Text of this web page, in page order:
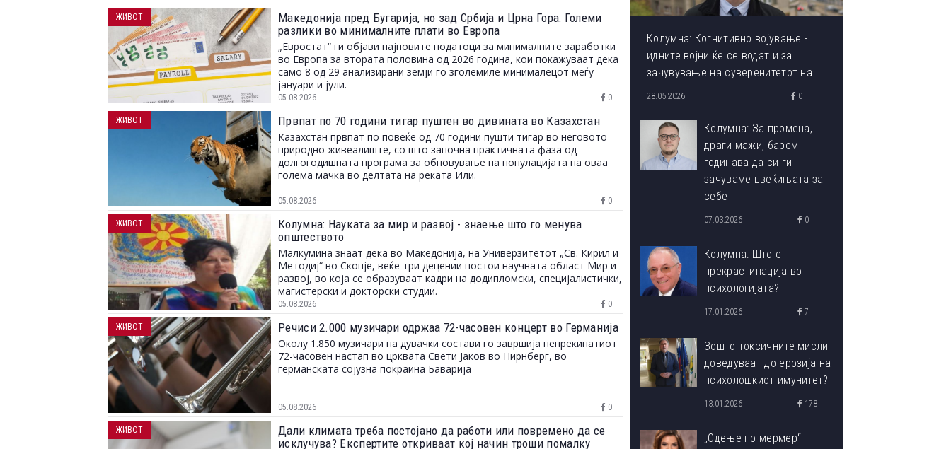
Македонија пред Бугарија, но зад Србија и Црна Гора: Големи
разлики во минималните плати во Европа
„Евростат“ ги објави најновите податоци за минималните заработки
во Европа за втората половина од 2026 година, кои покажуваат дека
само 8 од 29 анализирани земји го зголемиле минималецот меѓу
јануари и јули.
05.08.2026 0
ЖИВОТ
Првпат по 70 години тигар пуштен во дивината во Казахстан
Казахстан првпат по повеќе од 70 години пушти тигар во неговото
природно живеалиште, со што започна практичната фаза од
долгогодишната програма за обновување на популацијата на оваа
голема мачка во делтата на реката Или.
05.08.2026 0
ЖИВОТ
Колумна: Науката за мир и развој - знаење што го менува
општеството
Малкумина знаат дека во Македонија, на Универзитетот „Св. Кирил и
Методиј“ во Скопје, веќе три децении постои научната област Мир и
развој, во која се образуваат кадри на додипломски, специјалистички,
магистерски и докторски студии.
05.08.2026 0
ЖИВОТ
Речиси 2.000 музичари одржаа 72-часовен концерт во Германија
Околу 1.850 музичари на дувачки состави го завршија непрекинатиот
72-часовен настап во црквата Свети Јаков во Нирнберг, во
германската сојузна покраина Баварија
05.08.2026 0
ЖИВОТ
Дали климата треба постојано да работи или повремено да се
исклучува? Експертите откриваат кој начин троши помалку
ЖИВОТ
Колумна: Когнитивно војување -
идните војни ќе се водат и за
зачувување на суверенитетот на
сопствениот ум
28.05.2026 0
Колумна: За промена,
драги мажи, барем
годинава да си ги
зачуваме цвеќињата за
себе
07.03.2026 0
Колумна: Што е
прекрастинација во
психологијата?
17.01.2026 7
Зошто токсичните мисли
доведуваат до ерозија на
психолошкиот имунитет?
13.01.2026 178
„Одење по мермер“ -